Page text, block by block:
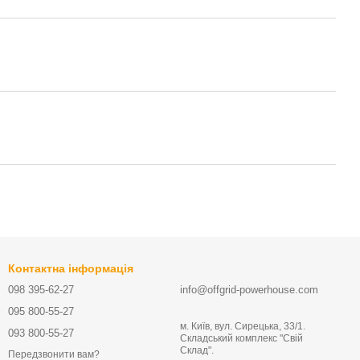
Контактна інформація
098 395-62-27
095 800-55-27
093 800-55-27
Передзвонити вам?
info@offgrid-powerhouse.com
м. Київ, вул. Сирецька, 33/1.
Складський комплекс "Свій
Склад".